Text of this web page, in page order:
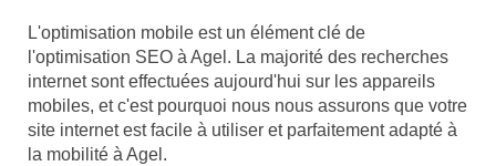
L'optimisation mobile est un élément clé de
l'optimisation SEO à Agel. La majorité des recherches
internet sont effectuées aujourd'hui sur les appareils
mobiles, et c'est pourquoi nous nous assurons que votre
site internet est facile à utiliser et parfaitement adapté à
la mobilité à Agel.